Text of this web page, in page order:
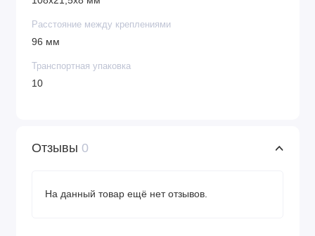
Расстояние между креплениями
96 мм
Транспортная упаковка
10
Отзывы 0
На данный товар ещё нет отзывов.